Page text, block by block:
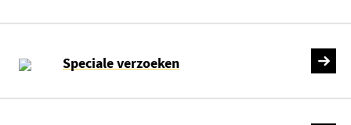
Speciale verzoeken